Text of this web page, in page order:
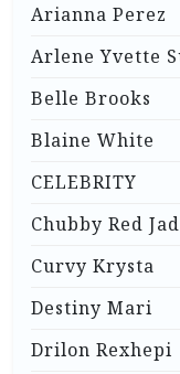
Arianna Perez
Arlene Yvette
Belle Brooks
Blaine White
CELEBRITY
Chubby Red
Curvy Krysta
Destiny Mari
Drilon Rexhepi